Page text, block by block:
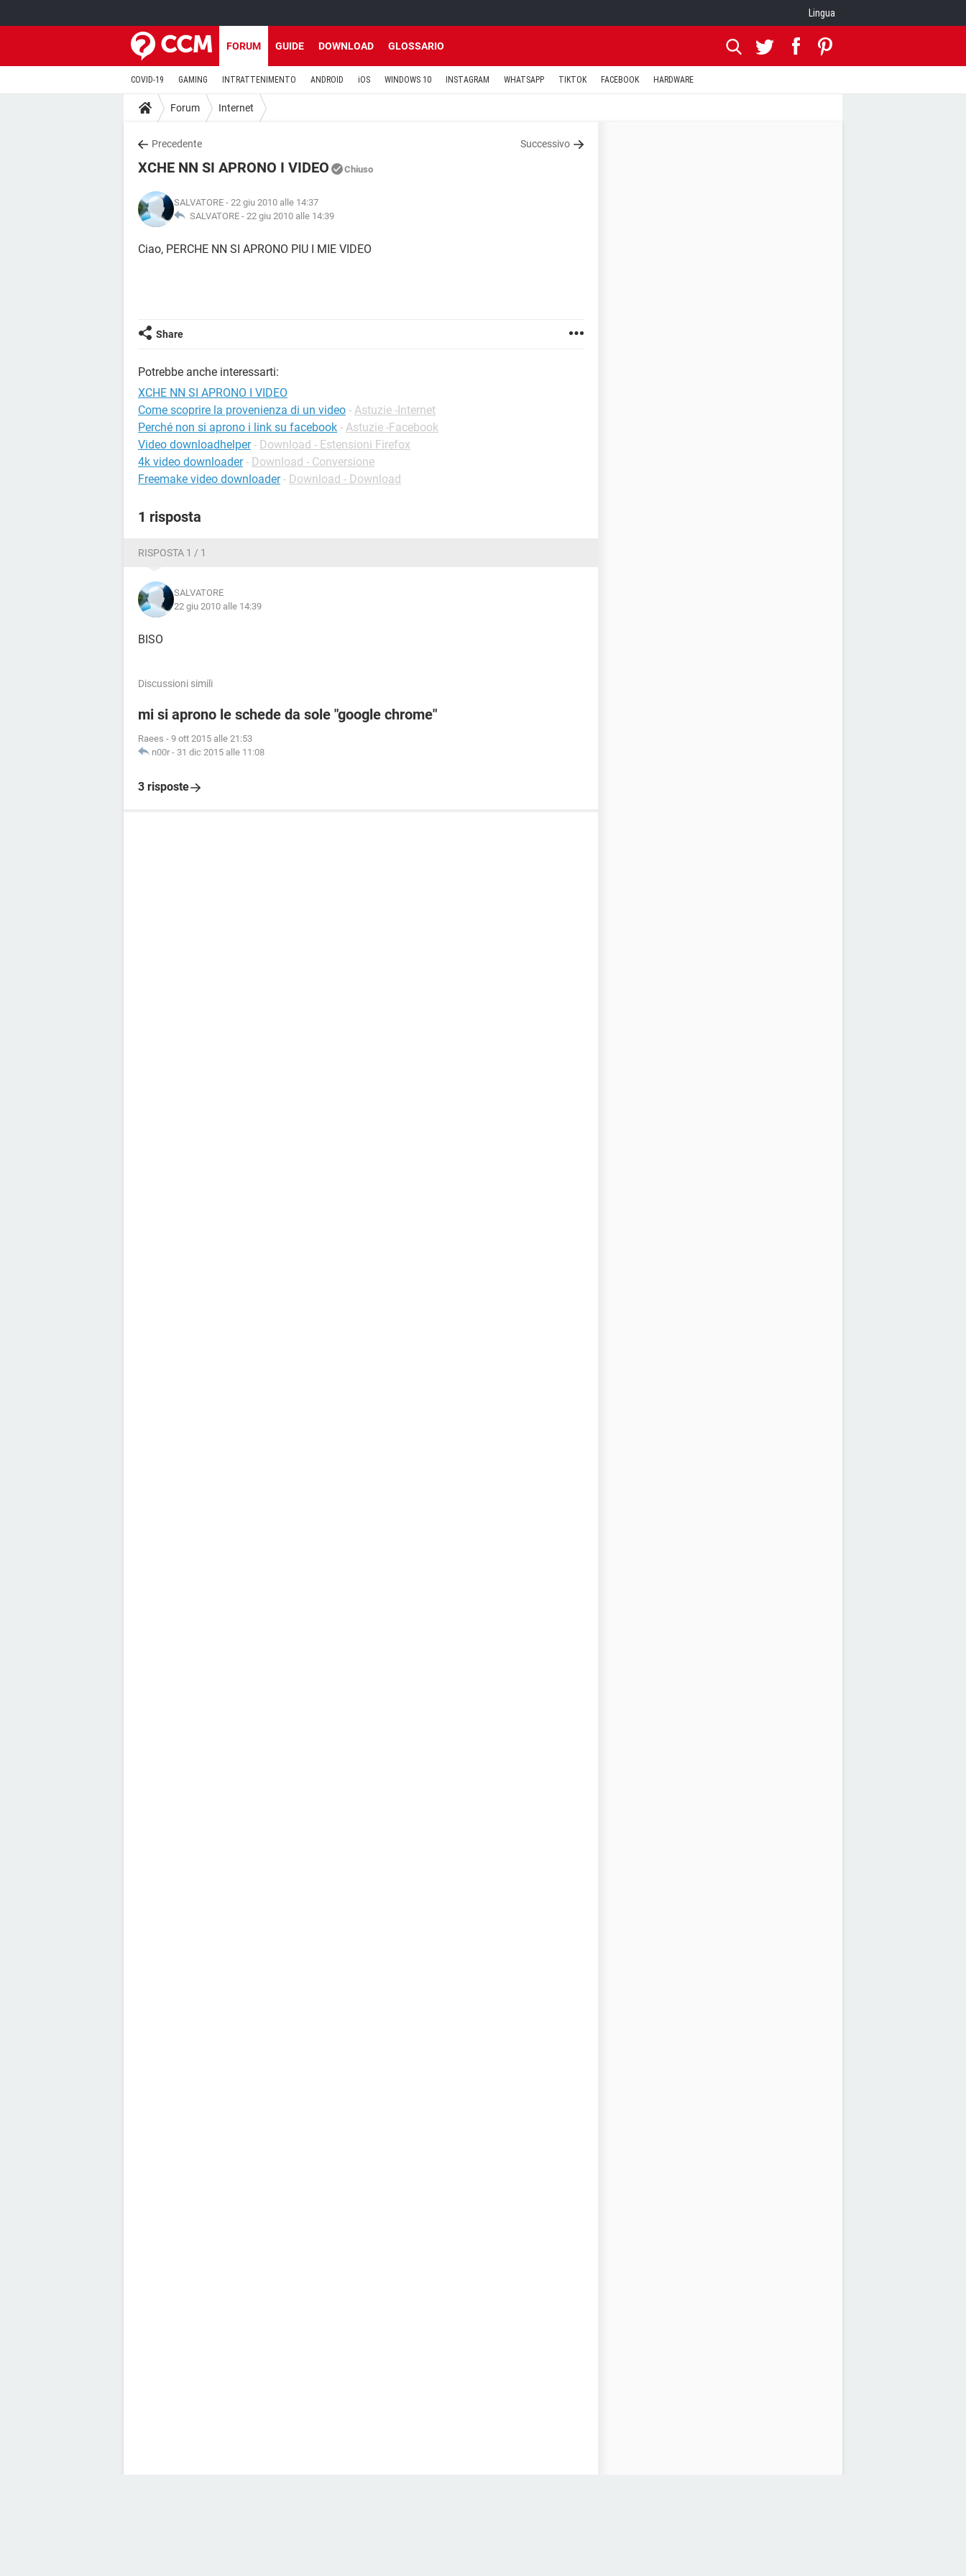
Lingua
FORUM GUIDE DOWNLOAD GLOSSARIO
COVID-19 GAMING INTRATTENIMENTO ANDROID iOS WINDOWS 10 INSTAGRAM WHATSAPP TIKTOK FACEBOOK HARDWARE
Forum Internet
Precedente Successivo
XCHE NN SI APRONO I VIDEO Chiuso
SALVATORE - 22 giu 2010 alle 14:37
SALVATORE - 22 giu 2010 alle 14:39
Ciao, PERCHE NN SI APRONO PIU I MIE VIDEO
Share
Potrebbe anche interessarti:
XCHE NN SI APRONO I VIDEO
Come scoprire la provenienza di un video - Astuzie -Internet
Perché non si aprono i link su facebook - Astuzie -Facebook
Video downloadhelper - Download - Estensioni Firefox
4k video downloader - Download - Conversione
Freemake video downloader - Download - Download
1 risposta
RISPOSTA 1 / 1
SALVATORE
22 giu 2010 alle 14:39
BISO
Discussioni simili
mi si aprono le schede da sole "google chrome"
Raees - 9 ott 2015 alle 21:53
n00r - 31 dic 2015 alle 11:08
3 risposte